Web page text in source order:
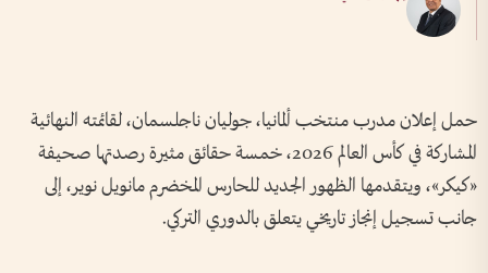
حمل إعلان مدرب منتخب ألمانيا، جوليان ناجلسمان، لقائمته النهائية
المشاركة في كأس العالم 2026، خمسة حقائق مثيرة رصدتها صحيفة
«كيكر»، ويتقدمها الظهور الجديد للحارس المخضرم مانويل نوير، إلى
جانب تسجيل إنجاز تاريخي يتعلق بالدوري التركي.